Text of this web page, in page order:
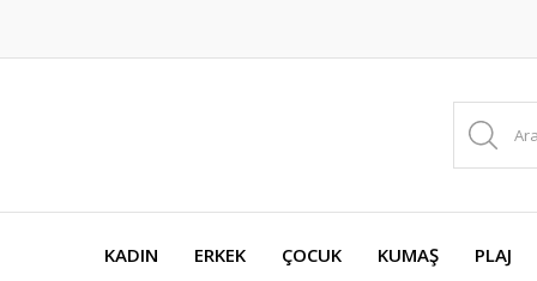
KADIN ERKEK ÇOCUK KUMAŞ PLAJ